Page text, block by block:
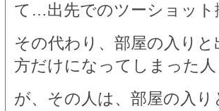
て…出先でのツーショット
その代わり、部屋の入り
方だけになってしまった
が、その人は、部屋の入